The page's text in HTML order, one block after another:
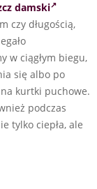
damski
czy długością,
w ciągłym biegu,
się albo po
kurtki puchowe.
podczas
tylko ciepła, ale